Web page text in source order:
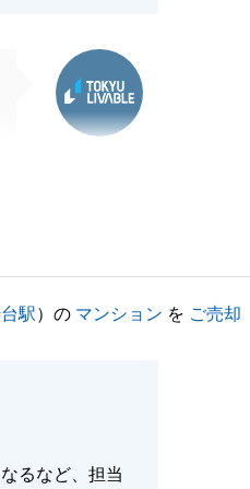
駅）の マンション を ご売却
るなど、担当